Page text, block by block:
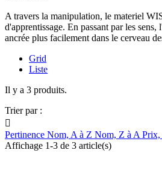
A travers la manipulation, le materiel
d'apprentissage. En passant par les sens,
ancrée plus facilement dans le cerveau
Grid
Liste
Il y a 3 produits.
Trier par :

Pertinence Nom, A à Z Nom, Z à A Prix,
Affichage 1-3 de 3 article(s)